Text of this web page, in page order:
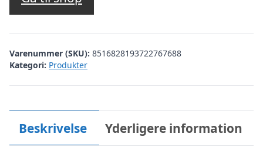
Varenummer (SKU): 8516828193722767688
Kategori: Produkter
Beskrivelse Yderligere information